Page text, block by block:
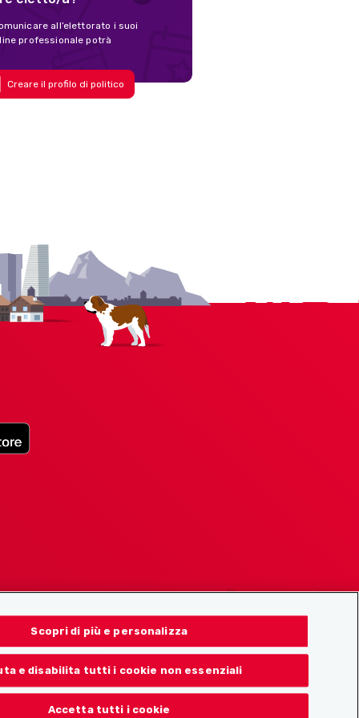
all’elettorato i suoi
professionale potrà
Creare il profilo di politico
Scopri di più e personalizza
e disabilita tutti i cookie non essenziali
Accetta tutti i cookie